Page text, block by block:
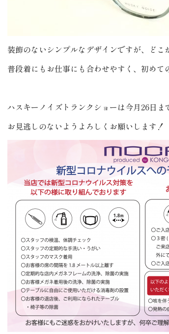
装飾のないシンプルなデザインですが、どこ
普段着にもお仕事にも合わせやすく、初めて
ハスキーノイズトランクショーは今月26日ま
お見逃しのないようよろしくお願いします！